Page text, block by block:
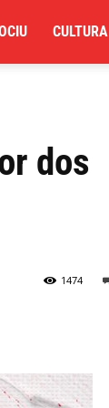
CULTURA
dos
1474